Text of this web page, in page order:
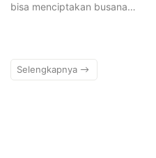
bisa menciptakan busana…
Selengkapnya